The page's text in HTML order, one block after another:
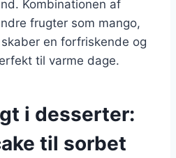
Kombinationen af
frugter som mango,
en forfriskende og
til varme dage.
i desserter:
til sorbet